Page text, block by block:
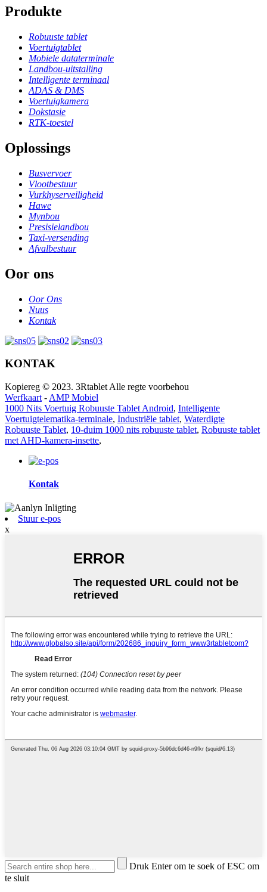
Produkte
Robuuste tablet
Voertuigtablet
Mobiele dataterminale
Landbou-uitstalling
Intelligente terminaal
ADAS & DMS
Voertuigkamera
Dokstasie
RTK-toestel
Oplossings
Busvervoer
Vlootbestuur
Vurkhyserveiligheid
Hawe
Mynbou
Presisielandbou
Taxi-versending
Afvalbestuur
Oor ons
Oor Ons
Nuus
Kontak
KONTAK
Kopiereg © 2023. 3Rtablet Alle regte voorbehou
Werfkaart - AMP Mobiel
1000 Nits Voertuig Robuuste Tablet Android, Intelligente
Voertuigtelematika-terminale, Industriële tablet, Waterdigte
Robuuste Tablet, 10-duim 1000 nits robuuste tablet, Robuuste tablet
met AHD-kamera-insette,
Kontak
Stuur e-pos
x
Druk Enter om te soek of ESC om
te sluit